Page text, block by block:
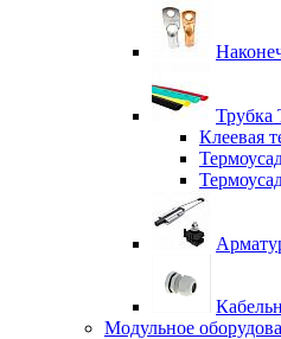
Клеевая
Модульное